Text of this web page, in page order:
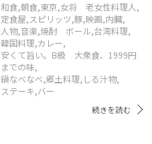
和食,朝食,東京,女将 老女性料理人,
定食屋,スピリッツ,豚,映画,内臓,
人物,音楽,焼酎 ボール,台湾料理,
韓国料理,カレー,
安くて旨い。B級 大衆食、1999円
までの味,
鍋なべなべ,郷土料理, しる汁物,
ステーキ,バー
続きを読む